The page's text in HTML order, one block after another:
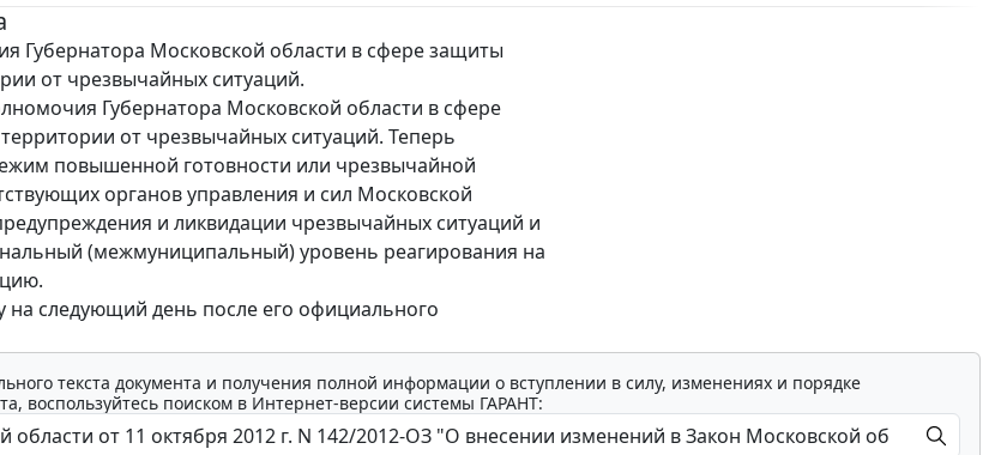
Губернатора Московской области в сфере защиты
от чрезвычайных ситуаций.
Губернатора Московской области в сфере
от чрезвычайных ситуаций. Теперь
повышенной готовности или чрезвычайной
органов управления и сил Московской
и ликвидации чрезвычайных ситуаций и
(межмуниципальный) уровень реагирования на
на следующий день после его официального
текста документа и получения полной информации о вступлении в силу, изменениях и порядке
воспользуйтесь поиском в Интернет-версии системы ГАРАНТ: